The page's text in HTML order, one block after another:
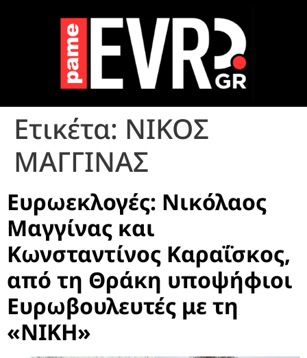
Ετικέτα: ΝΙΚΟΣ
ΜΑΓΓΙΝΑΣ
Ευρωεκλογές: Νικόλαος
Μαγγίνας και
Κωνσταντίνος Καραΐσκος,
από τη Θράκη υποψήφιοι
Ευρωβουλευτές με τη
«ΝΙΚΗ»